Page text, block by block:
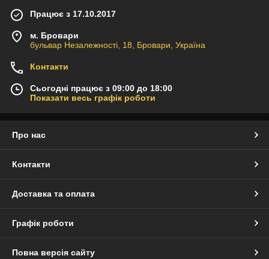
Працює з 17.10.2017
м. Бровари
бульвар Незалежності, 18, Бровари, Україна
Контакти
Сьогодні працює з 09:00 до 18:00
Показати весь графік роботи
Про нас
Контакти
Доставка та оплата
Графік роботи
Повна версія сайту